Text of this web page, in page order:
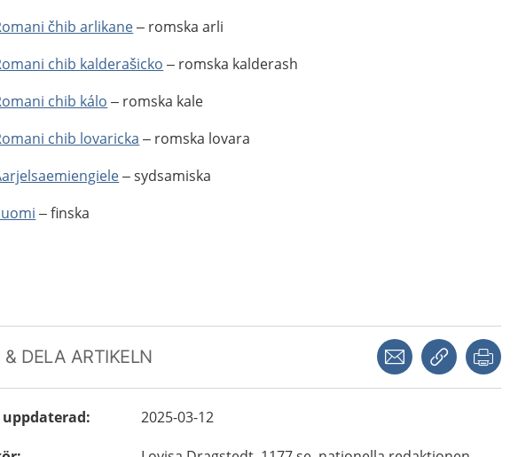
čhib arlikane– romska arli
chib kalderašicko – romska kalderash
chib kálo – romska kale
chib lovaricka – romska lovara
– sydsamiska
– finska
& DELA ARTIKELN Dela via mejlKopiera länk
uppdaterad:
2025-03-12